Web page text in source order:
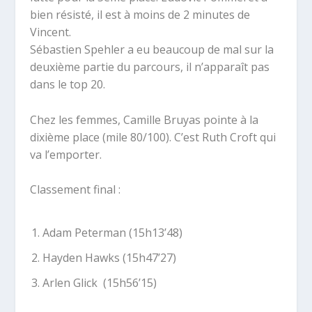
bien résisté, il est à moins de 2 minutes de
Vincent.
Sébastien Spehler a eu beaucoup de mal sur la
deuxième partie du parcours, il n’apparaît pas
dans le top 20.
Chez les femmes, Camille Bruyas pointe à la
dixième place (mile 80/100). C’est Ruth Croft qui
va l’emporter.
Classement final :
Adam Peterman (15h13’48)
Hayden Hawks (15h47’27)
Arlen Glick (15h56’15)